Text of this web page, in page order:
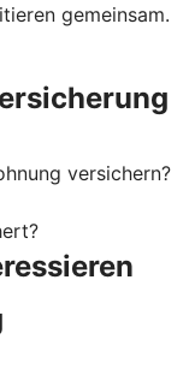
gemeinsam.
versichern?